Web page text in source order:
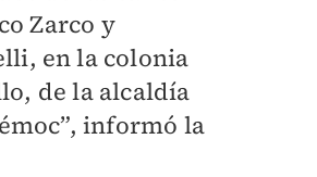
Zarco y
en la colonia
de la alcaldía
informó la